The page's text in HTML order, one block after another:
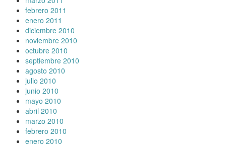
febrero 2011
enero 2011
diciembre 2010
noviembre 2010
octubre 2010
septiembre 2010
agosto 2010
julio 2010
junio 2010
mayo 2010
abril 2010
marzo 2010
febrero 2010
enero 2010